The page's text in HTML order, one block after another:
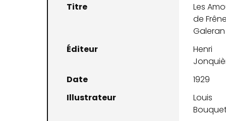
Titre
Les
de
Galeran
Éditeur
Henri
Date
1929
Illustrateur
Louis